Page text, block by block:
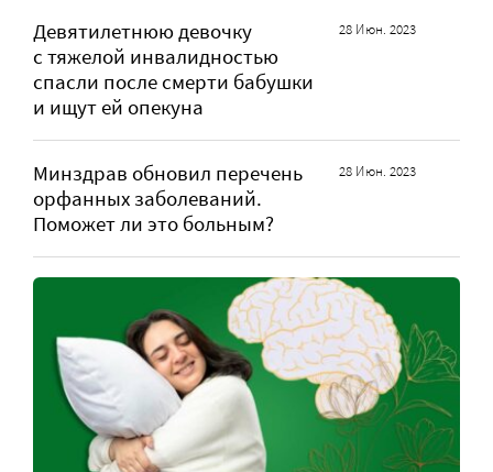
Девятилетнюю девочку
с тяжелой инвалидностью
спасли после смерти бабушки
и ищут ей опекуна
28 Июн. 2023
Минздрав обновил перечень
орфанных заболеваний.
Поможет ли это больным?
28 Июн. 2023